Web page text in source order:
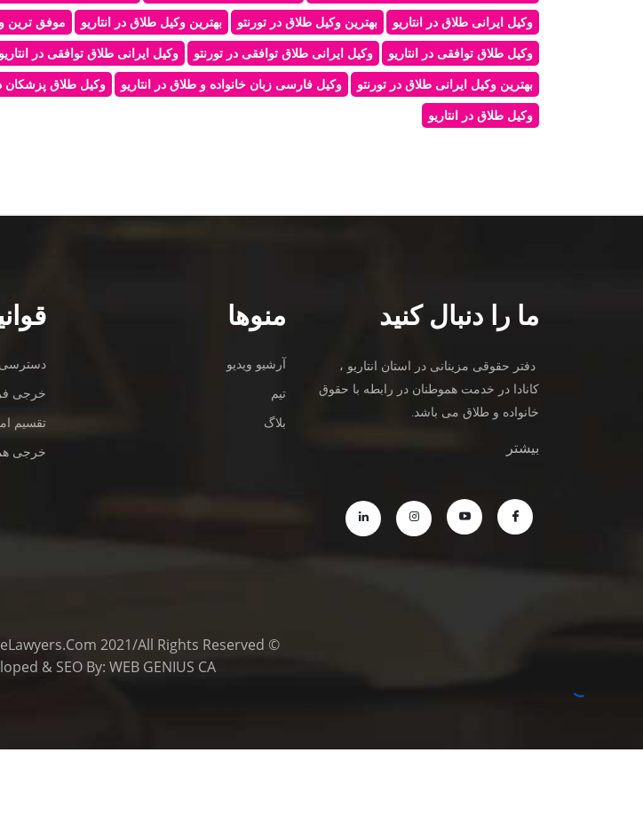
موفق ترین بهترین وکیل طلاق در انتاریو بهترین وکیل طلاق در تورنتو
وکیل ایرانی طلاق در انتاریو
وکیل ایرانی طلاق توافقی در انتاریو وکیل ایرانی طلاق توافقی در تورنتو
وکیل طلاق توافقی در انتاریو
وکیل طلاق پزشکان وکیل فارسی زبان خانواده و طلاق در انتاریو
بهترین وکیل ایرانی طلاق در تورنتو
وکیل طلاق در انتاریو
ما را دنبال کنید
دفتر حقوقی مزینانی در استان انتاریو ،
کانادا در خدمت هموطنان در رابطه با حقوق
خانواده و طلاق می باشد.
بیشتر
منوها
آرشیو ویدیو
تیم
بلاگ
دسترسی
خرجی
تقسیم
خرجی
© Copyright © MazinaniDivorceLawyers.com 2021/All Rights Reserved
& SEOBy: WEB GENIUS CA